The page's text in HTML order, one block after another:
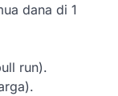
dana di 1
run).